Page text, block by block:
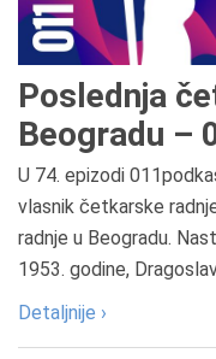
Poslednja
Beogradu –
U 74. epizodi
vlasnik četkarske
radnje u Beogradu.
1953. godine,
Detaljnije ›